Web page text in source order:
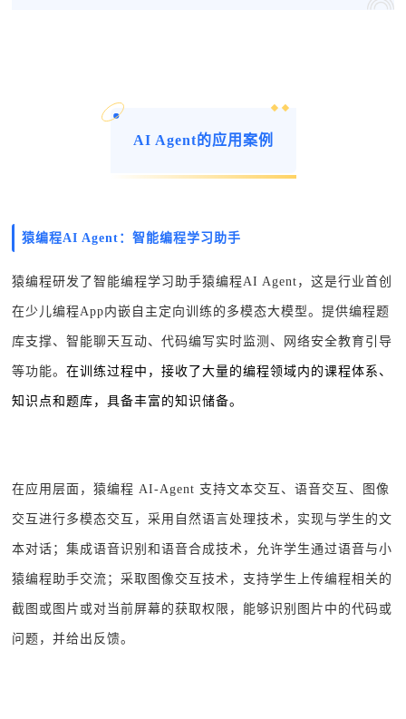
AI Agent的应用案例
猿编程AI Agent：智能编程学习助手
猿编程研发了智能编程学习助手猿编程AI Agent，这是行业首创
在少儿编程App内嵌自主定向训练的多模态大模型。提供编程题
库支撑、智能聊天互动、代码编写实时监测、网络安全教育引导
等功能。 在训练过程中，接收了大量的编程领域内的课程体系、
知识点和题库，具备丰富的知识储备。
在应用层面，猿编程 AI-Agent 支持文本交互、语音交互、图像
交互进行多模态交互，采用自然语言处理技术，实现与学生的文
本对话；集成语音识别和语音合成技术，允许学生通过语音与小
猿编程助手交流；采取图像交互技术，支持学生上传编程相关的
截图或图片或对当前屏幕的获取权限，能够识别图片中的代码或
问题，并给出反馈。